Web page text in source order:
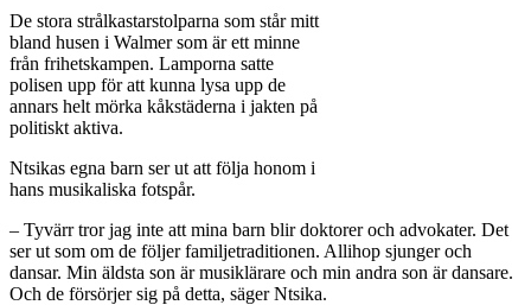
De stora strålkastarstolparna som står mitt
bland husen i Walmer som är ett minne
från frihetskampen. Lamporna satte
polisen upp för att kunna lysa upp de
annars helt mörka kåkstäderna i jakten på
politiskt aktiva.
Ntsikas egna barn ser ut att följa honom i
hans musikaliska fotspår.
– Tyvärr tror jag inte att mina barn blir doktorer och advokater. Det
ser ut som om de följer familjetraditionen. Allihop sjunger och
dansar. Min äldsta son är musiklärare och min andra son är dansare.
Och de försörjer sig på detta, säger Ntsika.